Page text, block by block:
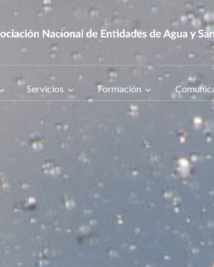
Servicios Formación